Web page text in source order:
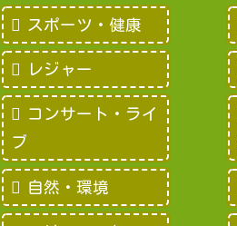
スポーツ・健康
レジャー
コンサート・ライ
ブ
自然・環境